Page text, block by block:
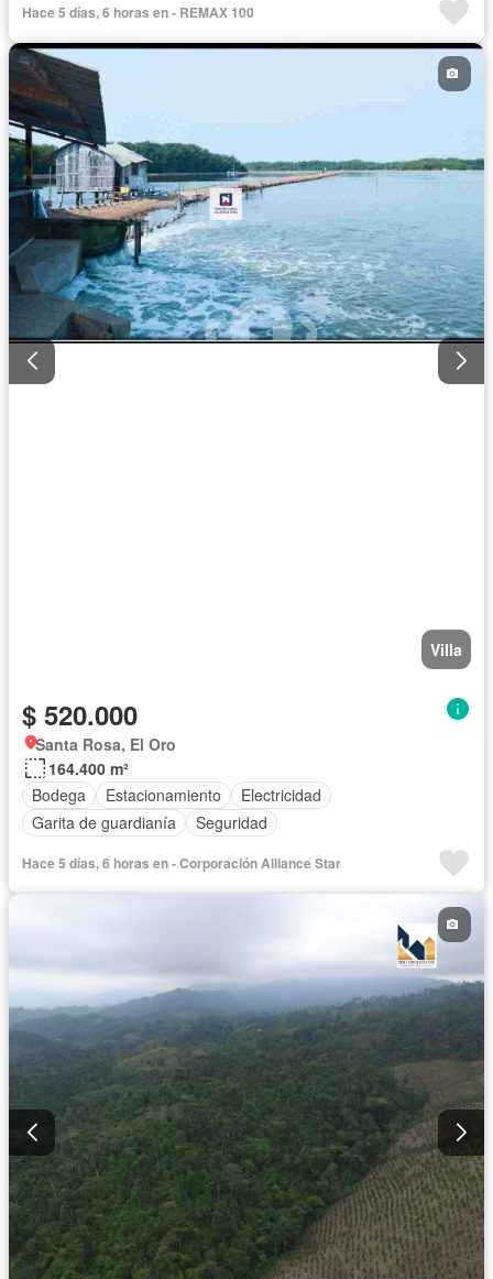
Hace 5 días, 6 horas en - REMAX 100
Villa
$ 520.000
Santa Rosa, El Oro
164.400 m²
Bodega
Estacionamiento
Electricidad
Garita de guardianía
Seguridad
Hace 5 días, 6 horas en - Corporación Alliance Star